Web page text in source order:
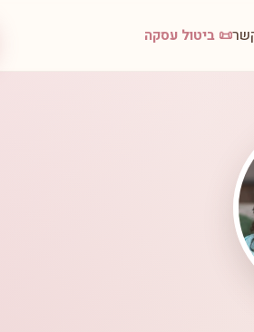
📜 ביטול עסקה